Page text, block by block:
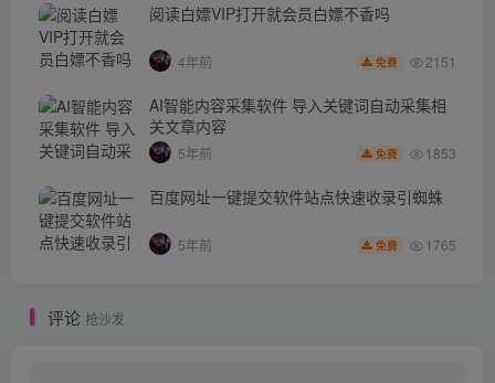
阅读白嫖VIP打开就会员白嫖不香吗
4年前 免费 2151
AI智能内容采集软件 导入关键词自动采集相
关文章内容
5年前 免费 1853
百度网址一键提交软件站点快速收录引蜘蛛
5年前 免费 1765
评论 抢沙发